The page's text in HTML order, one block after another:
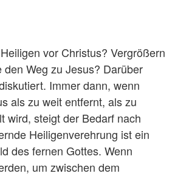
vor Christus? Vergrößern
Weg zu Jesus? Darüber
Immer dann, wenn
als zu weit entfernt, als zu
wird, steigt der Bedarf nach
Heiligenverehrung ist ein
des fernen Gottes. Wenn
um zwischen dem